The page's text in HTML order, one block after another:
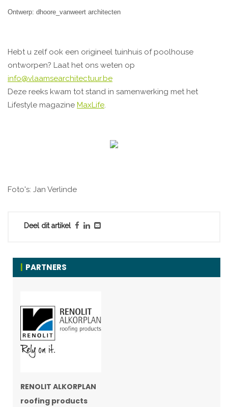
Ontwerp: dhoore_vanweert architecten
Hebt u zelf ook een origineel tuinhuis of poolhouse
ontworpen? Laat het ons weten op
info@vlaamsearchitectuur.be
Deze reeks kwam tot stand in samenwerking met het
Lifestyle magazine MaxLife.
Foto's: Jan Verlinde
Deel dit artikel
PARTNERS
RENOLIT ALKORPLAN
roofing products